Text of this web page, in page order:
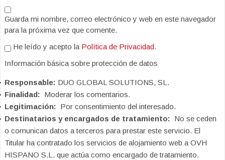
Guarda mi nombre, correo electrónico y web en este navegador
para la próxima vez que comente.
He leído y acepto la Política de Privacidad.
Información básica sobre protección de datos
Responsable: DUO GLOBAL SOLUTIONS, SL.
Finalidad: Moderar los comentarios.
Legitimación: Por consentimiento del interesado.
Destinatarios y encargados de tratamiento: No se ceden
o comunican datos a terceros para prestar este servicio. El
Titular ha contratado los servicios de alojamiento web a OVH
HISPANO S.L. que actúa como encargado de tratamiento.